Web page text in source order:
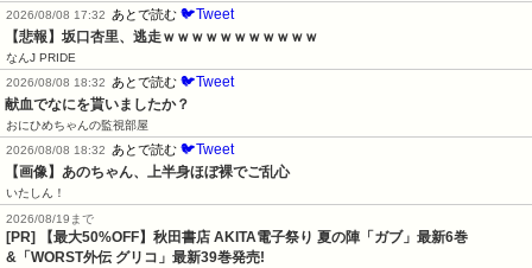
2026/08/08 17:32 あとで読む 🐦Tweet
【悲報】坂口杏里、逃走ｗｗｗｗｗｗｗｗｗｗｗ
なんJ PRIDE
2026/08/08 18:32
あとで読む 🐦Tweet
献血でなにを貰いましたか？
おにひめちゃんの監視部屋
2026/08/08 18:32
あとで読む 🐦Tweet
【画像】あのちゃん、上半身ほぼ裸でご乱心
いたしん！
2026/08/19まで
[PR] 【最大50%OFF】秋田書店 AKITA電子祭り 夏の陣「ガブ」最新6巻
&「WORST外伝 グリコ」最新39巻発売!